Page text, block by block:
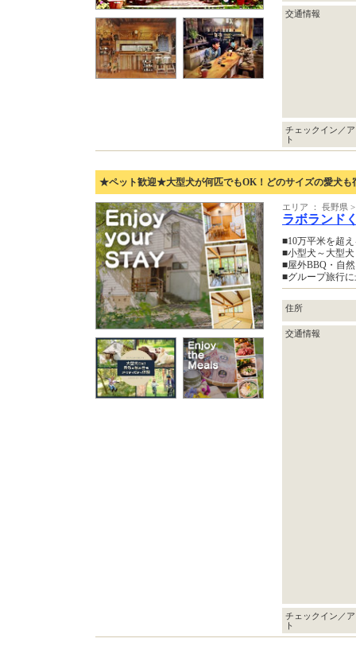
交通情報
チェックイン／
ト
★ペット歓迎★大型犬が何匹でもOK！どのサイズの愛犬も
エリア ： 長野県
ラボランド
■10万平米を超
■小型犬～大型
■屋外BBQ・自
■グループ旅行
住所
交通情報
チェックイン／
ト